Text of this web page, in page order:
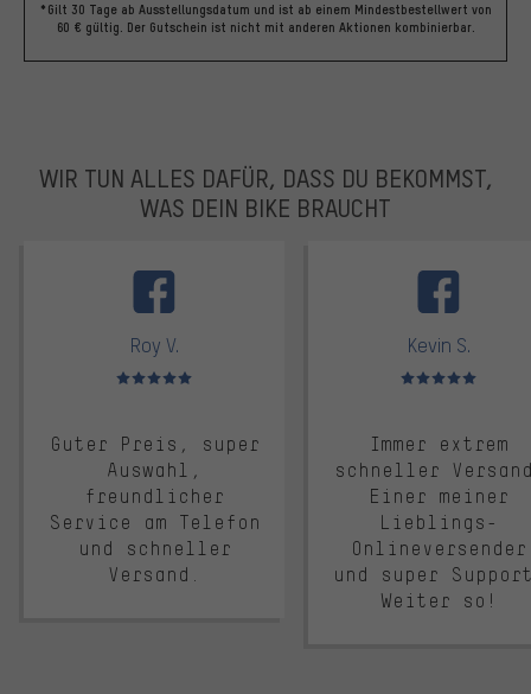
*Gilt 30 Tage ab Ausstellungsdatum und ist ab einem Mindestbestellwert von
60 € gültig. Der Gutschein ist nicht mit anderen Aktionen kombinierbar.
WIR TUN ALLES DAFÜR, DASS DU BEKOMMST,
WAS DEIN BIKE BRAUCHT
Roy V.
Bewertungen: 5 von 5
Guter Preis, super
Auswahl,
freundlicher
Service am Telefon
und schneller
Versand.
Kevin S.
Bewertungen: 5 von 5
Immer extrem
schneller
Einer meiner
Lieblings-
Onlineversender
und super
Weiter so!